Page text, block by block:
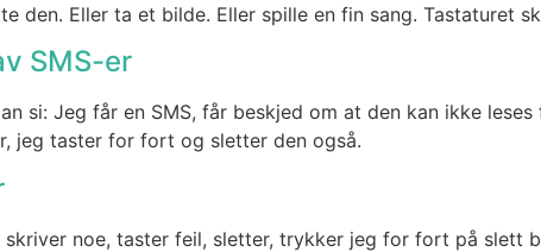
den. Eller ta et bil­de. Eller spil­le en fin sang. Tas­ta­tu­ret
SMS-er
si: Jeg får en SMS, får beskjed om at den kan ikke
jeg tas­ter for fort og slet­ter den også.
skri­ver noe, tas­ter feil, slet­ter, tryk­ker jeg for fort på slett